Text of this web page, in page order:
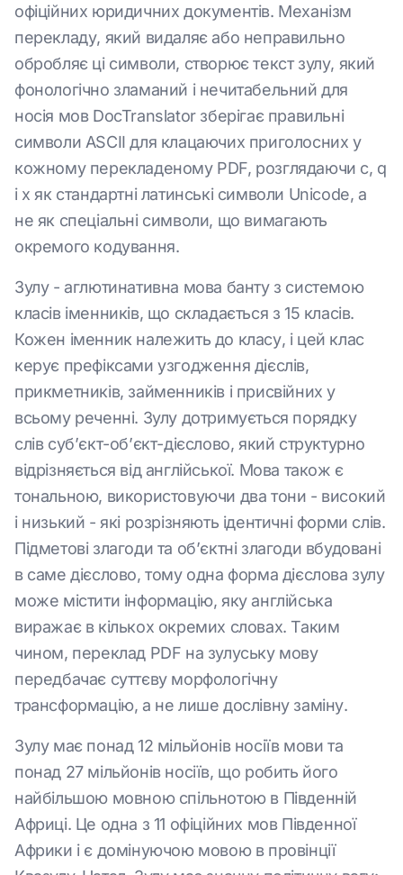
офіційних юридичних документів. Механізм
перекладу, який видаляє або неправильно
обробляє ці символи, створює текст зулу, який
фонологічно зламаний і нечитабельний для
носія мов DocTranslator зберігає правильні
символи ASCII для клацаючих приголосних у
кожному перекладеному PDF, розглядаючи c, q
і x як стандартні латинські символи Unicode, а
не як спеціальні символи, що вимагають
окремого кодування.
Зулу - аглютинативна мова банту з системою
класів іменників, що складається з 15 класів.
Кожен іменник належить до класу, і цей клас
керує префіксами узгодження дієслів,
прикметників, займенників і присвійних у
всьому реченні. Зулу дотримується порядку
слів суб’єкт-об’єкт-дієслово, який структурно
відрізняється від англійської. Мова також є
тональною, використовуючи два тони - високий
і низький - які розрізняють ідентичні форми слів.
Підметові злагоди та об’єктні злагоди вбудовані
в саме дієслово, тому одна форма дієслова зулу
може містити інформацію, яку англійська
виражає в кількох окремих словах. Таким
чином, переклад PDF на зулуську мову
передбачає суттєву морфологічну
трансформацію, а не лише дослівну заміну.
Зулу має понад 12 мільйонів носіїв мови та
понад 27 мільйонів носіїв, що робить його
найбільшою мовною спільнотою в Південній
Африці. Це одна з 11 офіційних мов Південної
Африки і є домінуючою мовою в провінції